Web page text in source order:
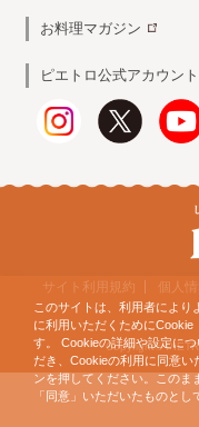
お料理マガジン
ピエトロ公式アカウント
サイト利用規約 個人
Copyright©
このサイトは、利用者により
に利用いただくためにCookie
す。 Cookieの詳細や設定につ
だき、Cookieの利用に同意い
ンを押してください。このま
「同意」いただいたものとし